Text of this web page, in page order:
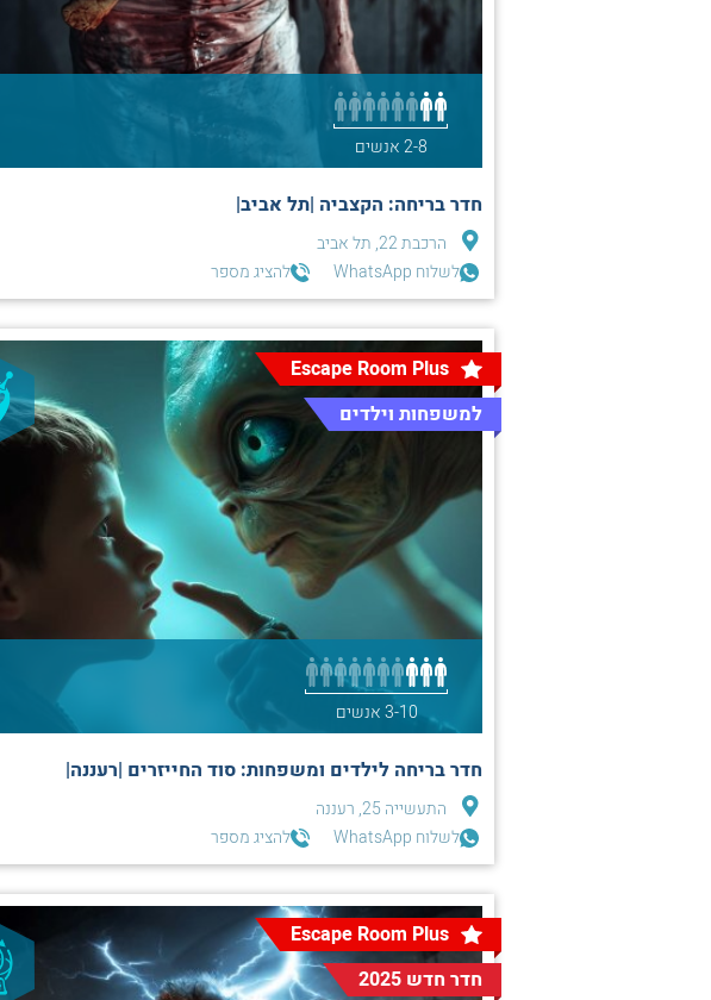
2-8 אנשים
חדר בריחה: הקצביה |תל אביב|
הרכבת 22, תל אביב
לשלוח WhatsApp
להציג מספר
Escape Room Plus
למשפחות וילדים
3-10 אנשים
חדר בריחה לילדים ומשפחות: סוד החייזרים |רעננה|
התעשייה 25, רעננה
לשלוח WhatsApp
להציג מספר
Escape Room Plus
חדר חדש 2025